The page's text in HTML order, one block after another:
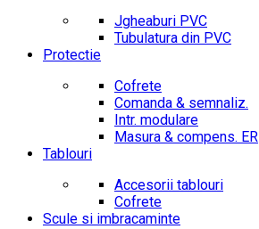
Jgheaburi PVC
Tubulatura din PVC
Protectie
Cofrete
Comanda & semnaliz.
Intr. modulare
Masura & compens. ER
Tablouri
Accesorii tablouri
Cofrete
Scule si imbracaminte